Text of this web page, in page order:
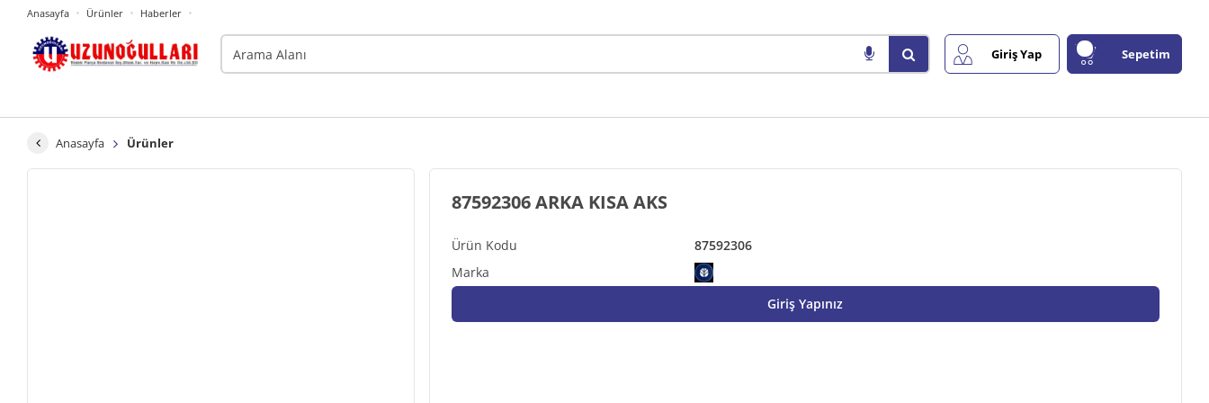
Anasayfa Ürünler Haberler
Giriş Yap Sepetim
Anasayfa Ürünler
87592306
87592306 ARKA KISA AKS
Giriş Yapınız